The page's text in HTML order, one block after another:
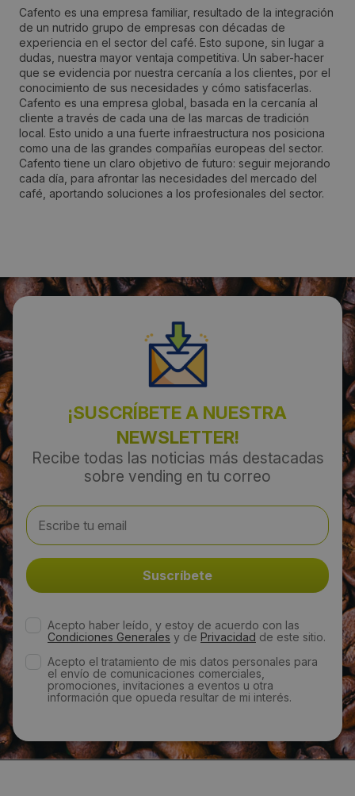
Cafento es una empresa familiar, resultado de la integración
de un nutrido grupo de empresas con décadas de
experiencia en el sector del café. Esto supone, sin lugar a
dudas, nuestra mayor ventaja competitiva. Un saber-hacer
que se evidencia por nuestra cercanía a los clientes, por el
conocimiento de sus necesidades y cómo satisfacerlas.
Cafento es una empresa global, basada en la cercanía al
cliente a través de cada una de las marcas de tradición
local. Esto unido a una fuerte infraestructura nos posiciona
como una de las grandes compañías europeas del sector.
Cafento tiene un claro objetivo de futuro: seguir mejorando
cada día, para afrontar las necesidades del mercado del
café, aportando soluciones a los profesionales del sector.
Persona de contacto:
Jose Manuel Matarredona
Dirección:
Avda. de Milan s/nº Pol. Ind. Aida
Localidad:
Azuqueca de Henares
Provincia:
902117230
comunicacion@cafento.com
Visitas a producto:
4705
Jueves 26 Diciembre 2013
¡SUSCRÍBETE A NUESTRA
NEWSLETTER!
Recibe todas las noticias más destacadas
sobre vending en tu correo
Acepto haber leído, y estoy de acuerdo con las
Condiciones Generales y de Privacidad de este sitio.
Acepto el tratamiento de mis datos personales para
el envío de comunicaciones comerciales,
promociones, invitaciones a eventos u otra
información que opueda resultar de mi interés.